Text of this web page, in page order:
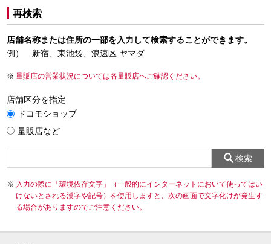
再検索
店舗名称または住所の一部を入力して検索することができます。
例） 新宿、東池袋、浪速区 ヤマダ
量販店の営業状況については各量販店へご確認ください。
店舗区分を指定
ドコモショップ
量販店など
検索
入力の際に「環境依存文字」（一般的にインターネットにおいて使ってはい
けないとされる漢字や記号）を使用しますと、次の画面で文字化けが発生す
る場合がありますのでご注意ください。